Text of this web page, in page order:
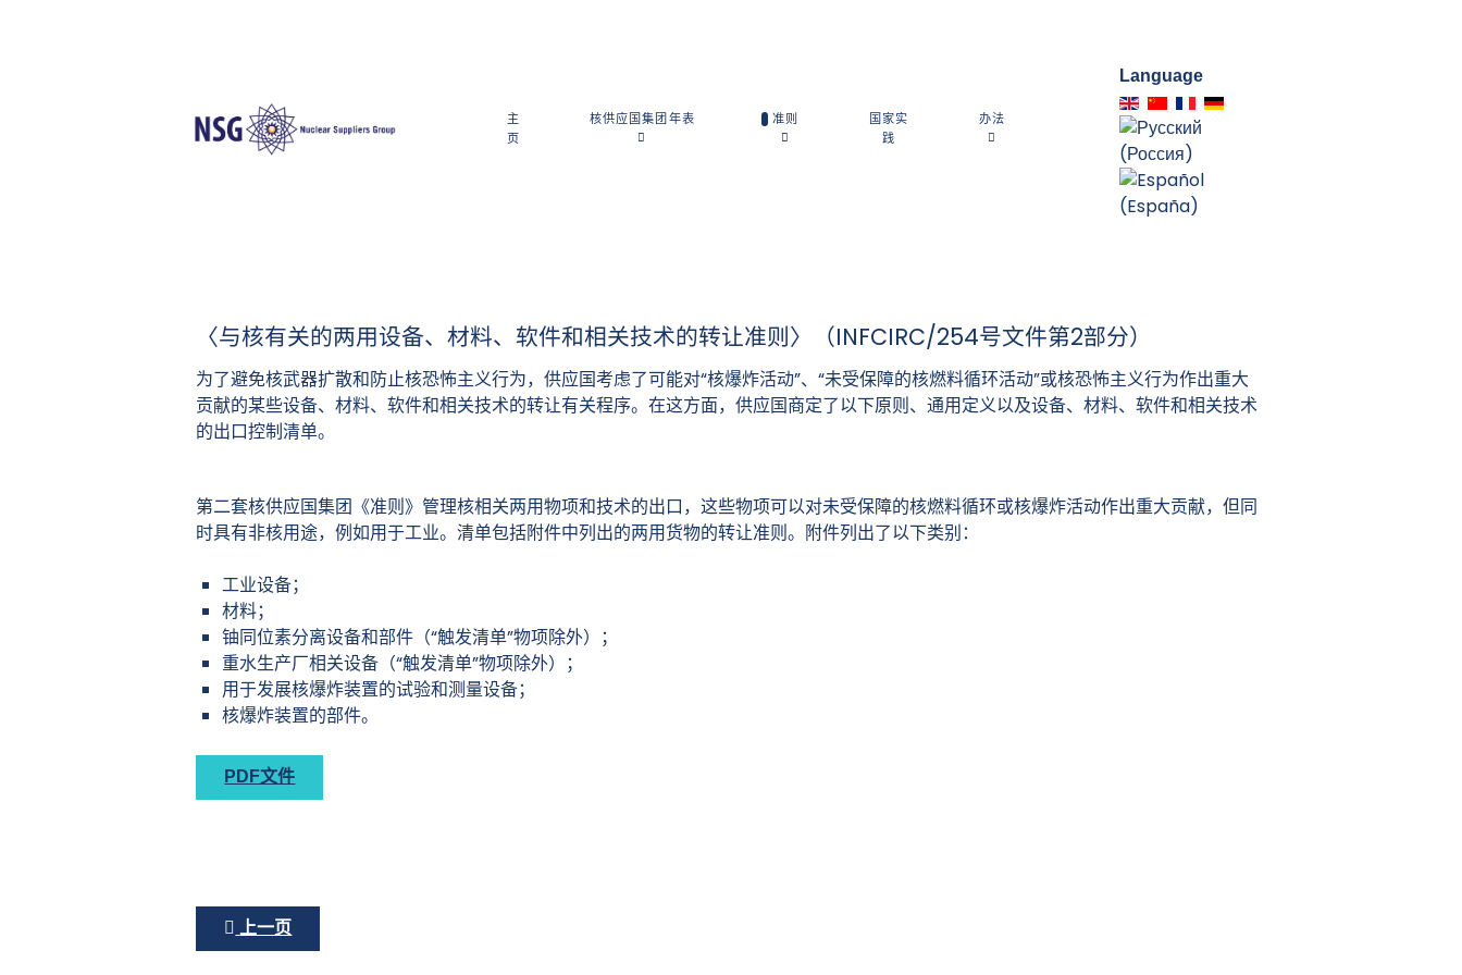
主
页
核供应国集团年表 准则
国家实
践
办法
Language
〈与核有关的两用设备、材料、软件和相关技术的转让准则〉（INFCIRC/254号文件第2部分）
为了避免核武器扩散和防止核恐怖主义行为，供应国考虑了可能对“核爆炸活动”、“未受保障的核燃料循环活动”或核恐怖主义行为作出重大
贡献的某些设备、材料、软件和相关技术的转让有关程序。在这方面，供应国商定了以下原则、通用定义以及设备、材料、软件和相关技术
的出口控制清单。
第二套核供应国集团《准则》管理核相关两用物项和技术的出口，这些物项可以对未受保障的核燃料循环或核爆炸活动作出重大贡献，但同
时具有非核用途，例如用于工业。清单包括附件中列出的两用货物的转让准则。附件列出了以下类别：
工业设备；
材料；
铀同位素分离设备和部件（“触发清单”物项除外）；
重水生产厂相关设备（“触发清单”物项除外）；
用于发展核爆炸装置的试验和测量设备；
核爆炸装置的部件。
PDF文件
上一篇文章: 《核转让准则》（INFCIRC/254号文件第1部分）
上一页